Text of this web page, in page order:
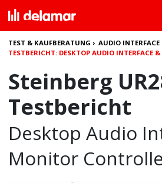
TEST & KAUFBERATUNG ›AUDIO INTERFACE
TESTBERICHT: DESKTOP AUDIO INTERFACE
Steinberg
Testbericht
Desktop Audio
Monitor